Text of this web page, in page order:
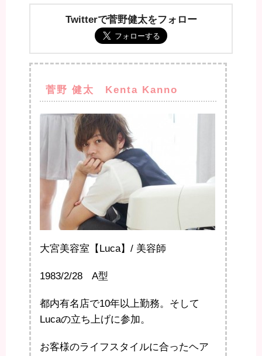
Twitterで菅野健太をフォロー
菅野 健太 Kenta Kanno
大宮美容室【Luca】/ 美容師
1983/2/28 A型
都内有名店で10年以上勤務。そして
Lucaの立ち上げに参加。
お客様のライフスタイルに合ったヘア